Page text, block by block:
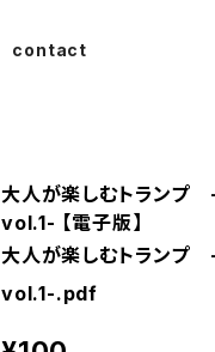
contact
大人が楽しむトラン
vol.1- 【電子版】
大人が楽しむトラン
vol.1-.pdf